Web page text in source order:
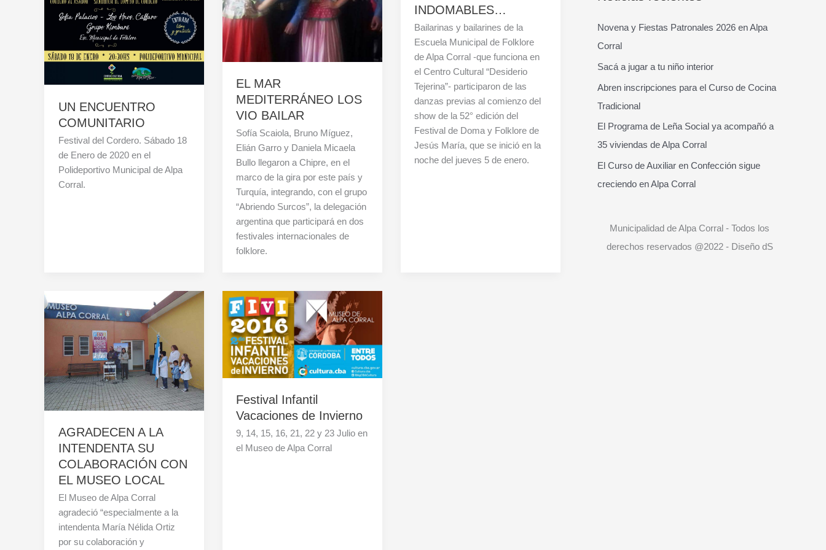
UN ENCUENTRO
COMUNITARIO
Festival del Cordero. Sábado 18
de Enero de 2020 en el
Polideportivo Municipal de Alpa
Corral.
EL MAR
MEDITERRÁNEO LOS
VIO BAILAR
Sofía Scaiola, Bruno Míguez,
Elián Garro y Daniela Micaela
Bullo llegaron a Chipre, en el
marco de la gira por este país y
Turquía, integrando, con el grupo
“Abriendo Surcos”, la delegación
argentina que participará en dos
festivales internacionales de
folklore.
INDOMABLES…
Bailarinas y bailarines de la
Escuela Municipal de Folklore
de Alpa Corral -que funciona en
el Centro Cultural “Desiderio
Tejerina”- participaron de las
danzas previas al comienzo del
show de la 52° edición del
Festival de Doma y Folklore de
Jesús María, que se inició en la
noche del jueves 5 de enero.
AGRADECEN A LA
INTENDENTA SU
COLABORACIÓN CON
EL MUSEO LOCAL
El Museo de Alpa Corral
agradeció “especialmente a la
intendenta María Nélida Ortiz
por su colaboración y
Festival Infantil
Vacaciones de Invierno
9, 14, 15, 16, 21, 22 y 23 Julio en
el Museo de Alpa Corral
c
a
r
Novena y Fiestas Patronales 2026 en Alpa
Corral
Sacá a jugar a tu niño interior
Abren inscripciones para el Curso de Cocina
Tradicional
El Programa de Leña Social ya acompañó a
35 viviendas de Alpa Corral
El Curso de Auxiliar en Confección sigue
creciendo en Alpa Corral
Municipalidad de Alpa Corral - Todos los
derechos reservados @2022 - Diseño dS